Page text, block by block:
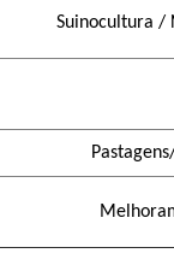
Suinocultura /